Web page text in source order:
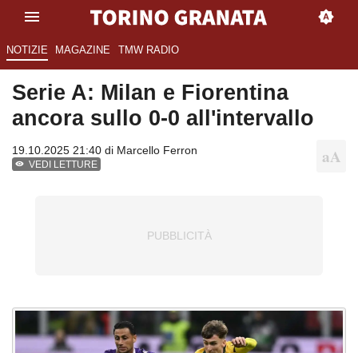
NOTIZIE MAGAZINE TMW RADIO
Serie A: Milan e Fiorentina
ancora sullo 0-0 all'intervallo
19.10.2025 21:40 di Marcello Ferron
VEDI LETTURE